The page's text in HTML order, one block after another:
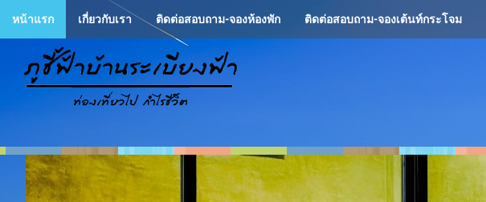
ยัง
หน้าแรก เกี่ยวกับเรา ติดต่อสอบถาม-จองห้องพัก ติดต่อสอบถาม-จองเต้นท์กระโจม